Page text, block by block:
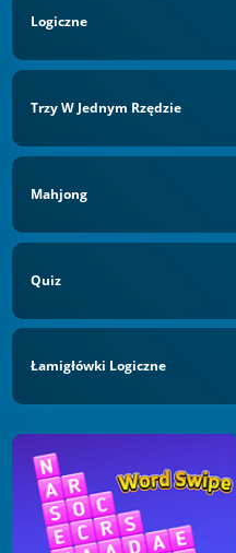
Logiczne
Trzy W Jednym Rzędzie
Mahjong
Quiz
Łamigłówki Logiczne